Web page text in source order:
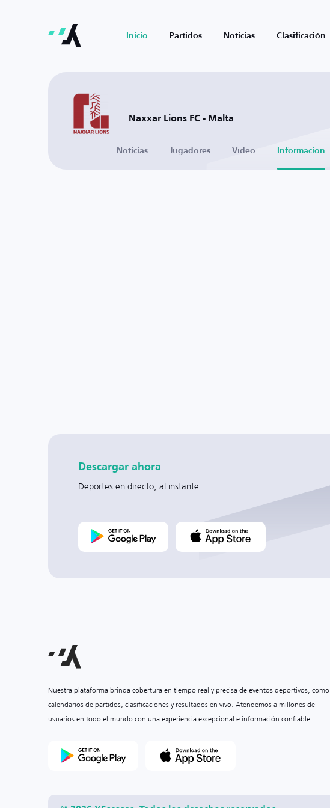
Inicio Partidos Noticias Clasificación
Naxxar Lions FC - Malta
Noticias Jugadores Vídeo Información
Descargar ahora
Deportes en directo, al instante
Nuestra plataforma brinda cobertura en tiempo real y precisa de eventos deportivos, como
calendarios de partidos, clasificaciones y resultados en vivo. Atendemos a millones de
usuarios en todo el mundo con una experiencia excepcional e información confiable.